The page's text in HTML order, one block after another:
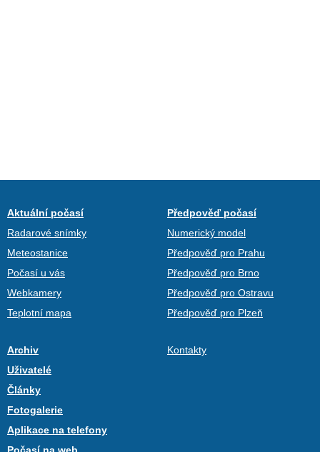
Aktuální počasí
Radarové snímky
Meteostanice
Počasí u vás
Webkamery
Teplotní mapa
Předpověď počasí
Numerický model
Předpověď pro Prahu
Předpověď pro Brno
Předpověď pro Ostravu
Předpověď pro Plzeň
Archiv
Uživatelé
Články
Fotogalerie
Aplikace na telefony
Kontakty